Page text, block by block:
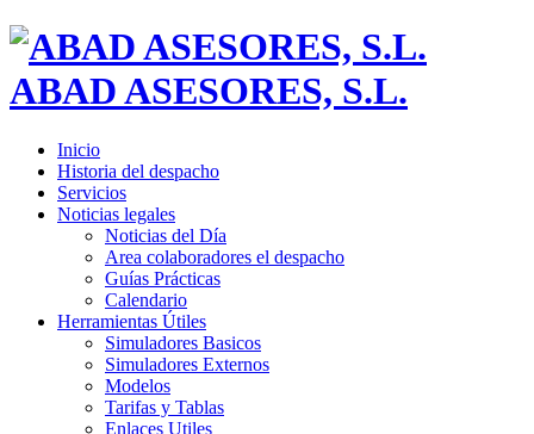
ABAD ASESORES, S.L.
Inicio
Historia del despacho
Servicios
Noticias legales
Noticias del Día
Area colaboradores el despacho
Guías Prácticas
Calendario
Herramientas Útiles
Simuladores Basicos
Simuladores Externos
Modelos
Tarifas y Tablas
Enlaces Utiles